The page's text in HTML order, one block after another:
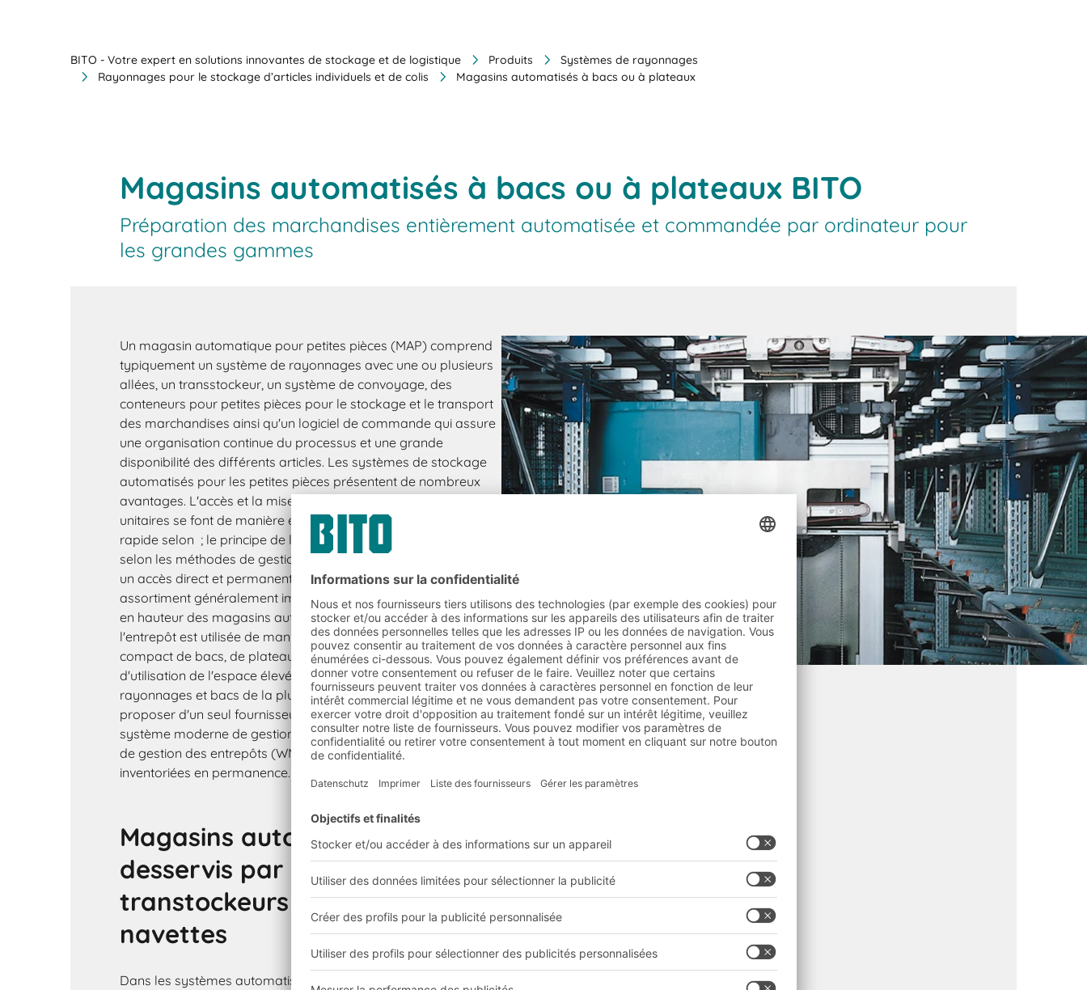
BITO - Votre expert en solutions innovantes de stockage et de logistique Produits
Systèmes de rayonnages
Rayonnages pour le stockage d’articles individuels et de colis
Magasins automatisés à bacs ou à plateaux
Magasins automatisés à bacs ou à plateaux BITO
Préparation des marchandises entièrement automatisée et commandée par ordinateur pour
les grandes gammes
Un magasin automatique pour petites pièces (MAP) comprend
typiquement un système de rayonnages avec une ou plusieurs
allées, un transstockeur, un système de convoyage, des
conteneurs pour petites pièces pour le stockage et le transport
des marchandises ainsi qu'un logiciel de commande qui assure
une organisation continue du processus et une grande
disponibilité des différents articles. Les systèmes de stockage
automatisés pour les petites pièces présentent de nombreux
avantages. L'accès et la mise à disposition des charges
unitaires se font de manière entièrement automatique et très
rapide selon ; le principe de la « marchandise vers l'homme » et
selon les méthodes de gestion de stock FIFO ou LIFO. Ils offrent
un accès direct et permanent à chaque article pour un
assortiment généralement important. Grâce à la construction
en hauteur des magasins automatiques, la hauteur de
l'entrepôt est utilisée de manière optimale. Avec le stockage
compact de bacs, de plateaux et de cartons, on obtient un taux
d'utilisation de l'espace élevé. BITO fabrique elle-même tous les
rayonnages et bacs de la plus haute qualité et peut donc tout
proposer d'un seul fournisseur. Grâce à la connexion à un
système moderne de gestion des stocks (LVS) ou à un système
de gestion des entrepôts (WMS), les marchandises sont
inventoriées en permanence.
Magasins automatisés
desservis par des
transtockeurs ou par des
navettes
Dans les systèmes automatisés de stockage et de récupération